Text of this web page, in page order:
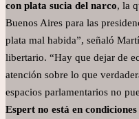
con plata sucia del narco, la
Buenos Aires para las
plata mal habida”, señaló
libertario. “Hay que dejar de
atención sobre lo que
espacios parlamentarios no
Espert no está en